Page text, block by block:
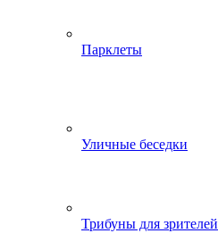
Парклеты
Уличные беседки
Трибуны для зрителей